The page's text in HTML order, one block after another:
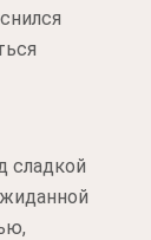
сладкой